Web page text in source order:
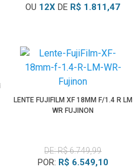
OU 12X DE R$ 1.811,47
LENTE FUJIFILM XF 18MM F/1.4 R LM
WR FUJINON
DE: R$ 6.749,99
POR: R$ 6.549,10